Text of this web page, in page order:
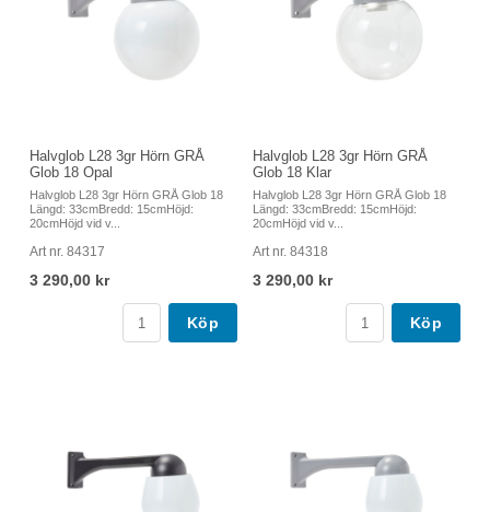
Halvglob L28 3gr Hörn GRÅ
Glob 18 Opal
Halvglob L28 3gr Hörn GRÅ Glob 18
Längd: 33cmBredd: 15cmHöjd:
20cmHöjd vid v...
Art nr. 84317
3 290,00 kr
Köp
Halvglob L28 3gr Hörn GRÅ
Glob 18 Klar
Halvglob L28 3gr Hörn GRÅ Glob 18
Längd: 33cmBredd: 15cmHöjd:
20cmHöjd vid v...
Art nr. 84318
3 290,00 kr
Köp